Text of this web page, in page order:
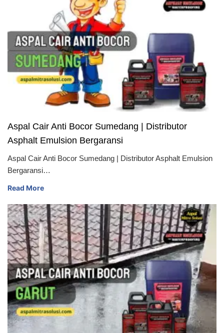
Aspal Cair Anti Bocor Sumedang | Distributor
Asphalt Emulsion Bergaransi
Aspal Cair Anti Bocor Sumedang | Distributor Asphalt Emulsion
Bergaransi…
Read More